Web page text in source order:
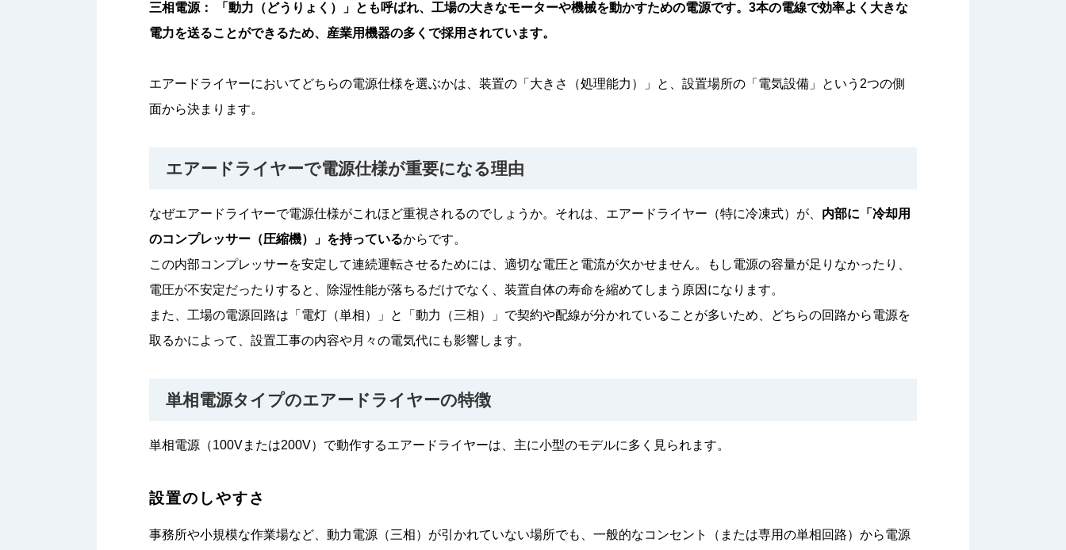
三相電源： 「動力（どうりょく）」とも呼ばれ、工場の大きなモーターや機械を動かすための電源です。3本の電線で効率よく大きな
電力を送ることができるため、産業用機器の多くで採用されています。
エアードライヤーにおいてどちらの電源仕様を選ぶかは、装置の「大きさ（処理能力）」と、設置場所の「電気設備」という2つの側
面から決まります。
エアードライヤーで電源仕様が重要になる理由
なぜエアードライヤーで電源仕様がこれほど重視されるのでしょうか。それは、エアードライヤー（特に冷凍式）が、 内部に「冷却用
のコンプレッサー（圧縮機）」を持っているからです。
この内部コンプレッサーを安定して連続運転させるためには、適切な電圧と電流が欠かせません。もし電源の容量が足りなかったり、
電圧が不安定だったりすると、除湿性能が落ちるだけでなく、装置自体の寿命を縮めてしまう原因になります。
また、工場の電源回路は「電灯（単相）」と「動力（三相）」で契約や配線が分かれていることが多いため、どちらの回路から電源を
取るかによって、設置工事の内容や月々の電気代にも影響します。
単相電源タイプのエアードライヤーの特徴
単相電源（100Vまたは200V）で動作するエアードライヤーは、主に小型のモデルに多く見られます。
設置のしやすさ
事務所や小規模な作業場など、動力電源（三相）が引かれていない場所でも、一般的なコンセント（または専用の単相回路）から電源